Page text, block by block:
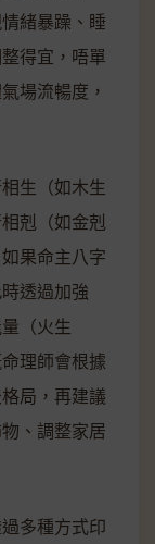
緒暴躁、睡
得宜，唔單
場流暢度，
生（如木生
剋（如金剋
果命主八字
透過加強
（火生
理師會根據
局，再建議
、調整家居
多種方式印